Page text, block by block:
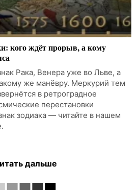
кого ждёт прорыв, а кому
Рака, Венера уже во Льве, а
же манёвру. Меркурий тем
в ретроградное
перестановки
зодиака — читайте в нашем
дальше